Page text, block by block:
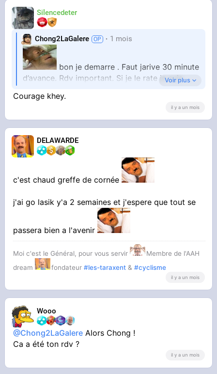
Silencedeter
Chong2LaGalere 1 mois
bon je demarre . Faut jarive 30 minute
d’avance. Rdv important. Si je le rate je suis
Voir plus
Courage khey.
il y a un mois
DELAWARDE
c'est chaud greffe de cornée
j'ai go lasik y'a 2 semaines et j'espere que tout se
passera bien a l'avenir
Moi c'est le Général, pour vous servir
Membre de l'AAH
dream
fondateur#les-taraxent &#cyclisme
il y a un mois
Wooo
@Chong2LaGalere Alors Chong !
Ca a été ton rdv ?
il y a un mois